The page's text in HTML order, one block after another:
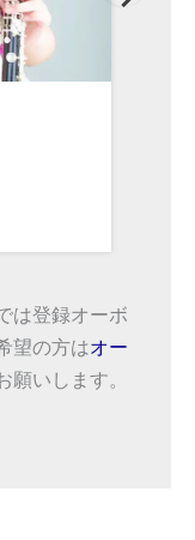
は登録オーボ
望の方はオー
願いします。